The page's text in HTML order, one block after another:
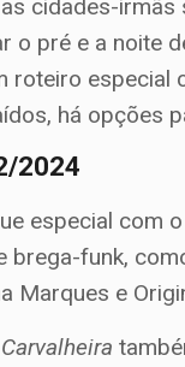
cidades-
pré e a noite
roteiro especial
há opções
2024
especial com o
funk,
Marques e